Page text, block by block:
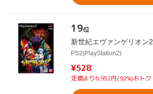
19位
新世紀エヴァンゲリオン2
PS2(PlayStation2)
¥528
定価より6,952円(92%)おトク